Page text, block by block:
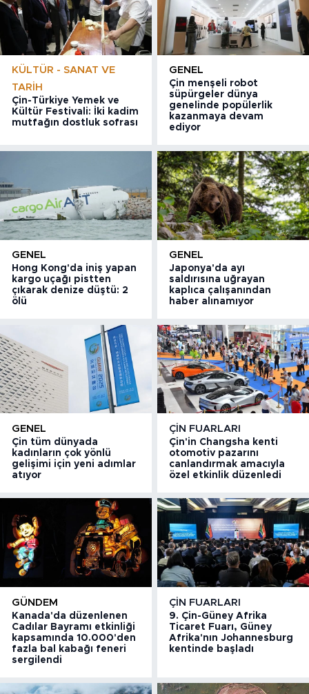
KÜLTÜR - SANAT VE
TARIH
Çin-Türkiye Yemek ve
Kültür Festivali: İki kadim
mutfağın dostluk sofrası
GENEL
Çin menşeli robot
süpürgeler dünya
genelinde popülerlik
kazanmaya devam
ediyor
GENEL
Hong Kong'da iniş yapan
kargo uçağı pistten
çıkarak denize düştü: 2
ölü
GENEL
Japonya'da ayı
saldırısına uğrayan
kaplıca çalışanından
haber alınamıyor
GENEL
Çin tüm dünyada
kadınların çok yönlü
gelişimi için yeni adımlar
atıyor
ÇIN FUARLARI
Çin'in Changsha kenti
otomotiv pazarını
canlandırmak amacıyla
özel etkinlik düzenledi
GÜNDEM
Kanada'da düzenlenen
Cadılar Bayramı etkinliği
kapsamında 10.000'den
fazla bal kabağı feneri
sergilendi
ÇIN FUARLARI
9. Çin-Güney Afrika
Ticaret Fuarı, Güney
Afrika'nın Johannesburg
kentinde başladı